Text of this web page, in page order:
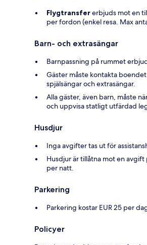
Flygtransfererbjuds mot en
per fordon (enkel resa. Max
Barn- och extrasängar
Barnpassning på rummet
Gäster måste kontakta
spjälsängar och extrasängar.
Alla gäster, även barn, måste
och uppvisa statligt utfärdad
Husdjur
Inga avgifter tas ut för
Husdjur är tillåtna mot en avgift
per natt.
Parkering
Parkering kostar EUR 25 per
Policyer